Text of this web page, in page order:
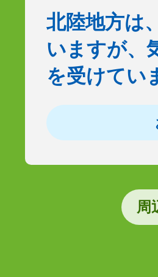
北陸地方は
いますが、
を受けてい
周